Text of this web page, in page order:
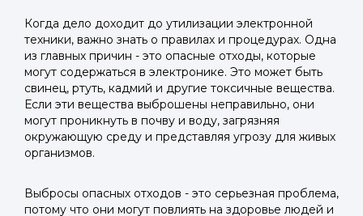
Когда дело доходит до утилизации электронной
техники, важно знать о правилах и процедурах. Одна
из главных причин - это опасные отходы, которые
могут содержаться в электронике. Это может быть
свинец, ртуть, кадмий и другие токсичные вещества.
Если эти вещества выброшены неправильно, они
могут проникнуть в почву и воду, загрязняя
окружающую среду и представляя угрозу для живых
организмов.
Выбросы опасных отходов - это серьезная проблема,
потому что они могут повлиять на здоровье людей и